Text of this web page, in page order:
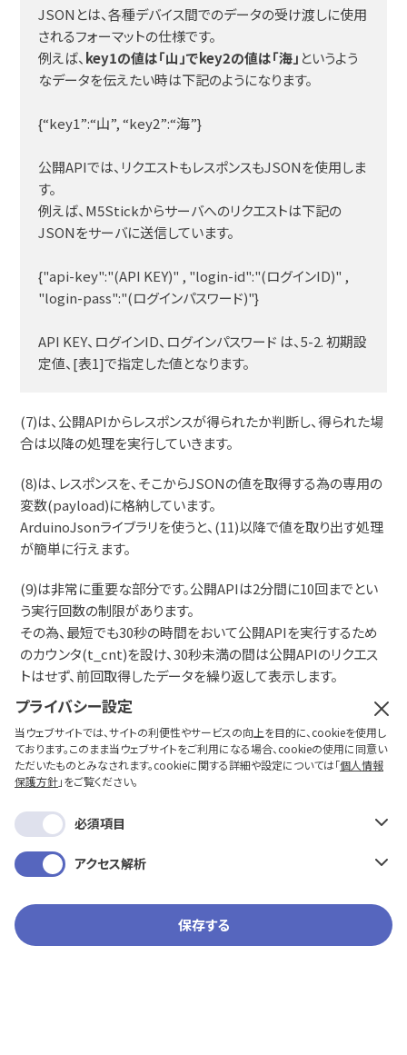
JSONとは、各種デバイス間でのデータの受け渡しに使用
されるフォーマットの仕様です。
例えば、 key1の値は「山」でkey2の値は「海」 というよう
なデータを伝えたい時は下記のようになります。
{“key1”:“山”, “key2”:“海”}
公開APIでは、リクエストもレスポンスもJSONを使用しま
す。
例えば、M5Stickからサーバへのリクエストは下記の
JSONをサーバに送信しています。
{"api-key":"(API KEY)" , "login-id":"(ログインID)" ,
"login-pass":"(ログインパスワード)"}
API KEY、ログインID、ログインパスワード は、5-2. 初期設
定値、[表1]で指定した値となります。
(7)は、公開APIからレスポンスが得られたか判断し、得られた場
合は以降の処理を実行していきます。
(8)は、レスポンスを、そこからJSONの値を取得する為の専用の
変数(payload)に格納しています。
ArduinoJsonライブラリを使うと、(11)以降で値を取り出す処理
が簡単に行えます。
(9)は非常に重要な部分です。公開APIは2分間に10回までとい
う実行回数の制限があります。
その為、最短でも30秒の時間をおいて公開APIを実行するため
のカウンタ(t_cnt)を設け、30秒未満の間は公開APIのリクエス
トはせず、前回取得したデータを繰り返して表示します。
(10)では公開APIで得られた機器の台数を60台に制限していま
す。
JSONデータの処理で必要なM5Stickのメモリは機器台数によ
り増えるため、実際に動作確認した台数に制限しました。
に、65行の[65536]も増やしてお試しください。
(11)では、JSONデータから機器1台分のJSONデータを抜き出
からない場合は、機器1台分のJSONデータが存在しないことに
プライバシー設定
当ウェブサイトでは、サイトの利便性やサービスの向上を目的に、cookieを使用し
ております。このまま当ウェブサイトをご利用になる場合、cookieの使用に同意い
ただいたものとみなされます。cookieに関する詳細や設定については「個人情報
保護方針」をご覧ください。
必須項目
アクセス解析
保存する